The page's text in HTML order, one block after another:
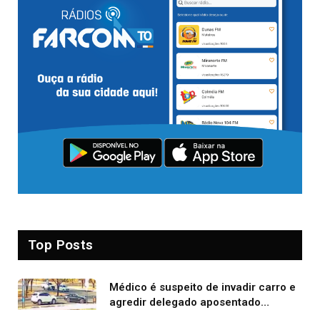
Top Posts
Médico é suspeito de invadir carro e
agredir delegado aposentado